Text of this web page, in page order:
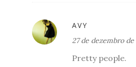
AVY
27 de dezembro de
Pretty people.